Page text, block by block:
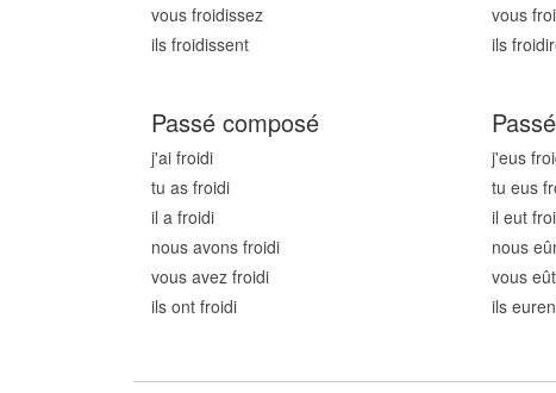
vous froidissez
ils froidissent
vous
ils froid
Passé composé
j'ai froidi
tu as froidi
il a froidi
nous avons froidi
vous avez froidi
ils ont froidi
j'eus
tu eus
il eut
nous
vous
ils